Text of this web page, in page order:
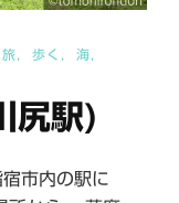
旅 歩く
海
尻駅)
市内の駅に